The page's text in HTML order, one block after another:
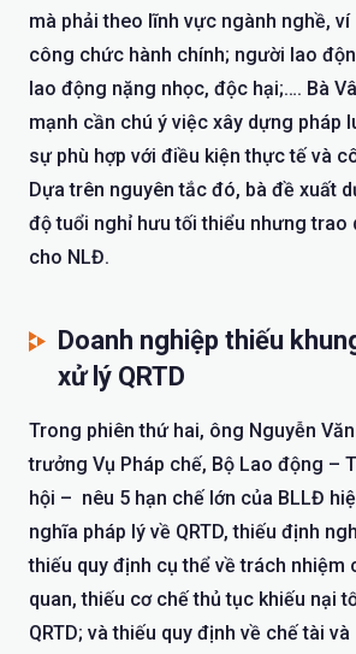
mà phải theo lĩnh vực ngành nghề, ví
công chức hành chính; người lao
lao động nặng nhọc, độc hại;…. Bà
mạnh cần chú ý việc xây dựng pháp
sự phù hợp với điều kiện thực tế và
Dựa trên nguyên tắc đó, bà đề xuất
độ tuổi nghỉ hưu tối thiểu nhưng trao
cho NLĐ.
Doanh nghiệp thiếu
xử lý QRTD
Trong phiên thứ hai, ông Nguyễn
trưởng Vụ Pháp chế, Bộ Lao động –
hội – nêu 5 hạn chế lớn của BLLĐ
nghĩa pháp lý về QRTD, thiếu định
thiếu quy định cụ thể về trách nhiệm
quan, thiếu cơ chế thủ tục khiếu nại
QRTD; và thiếu quy định về chế tài